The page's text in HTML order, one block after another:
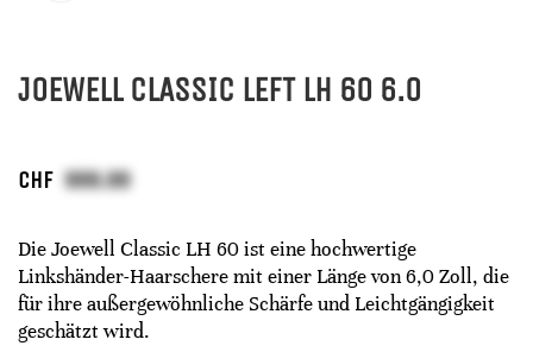
JOEWELL CLASSIC LEFT LH 60 6.0
CHF
Die Joewell Classic LH 60 ist eine hochwertige
Linkshänder-Haarschere mit einer Länge von 6,0 Zoll, die
für ihre außergewöhnliche Schärfe und Leichtgängigkeit
geschätzt wird.